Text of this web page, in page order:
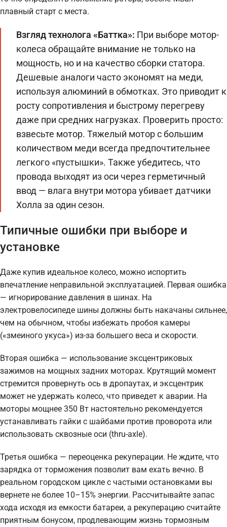
плавный старт с места.
Взгляд технолога «Баттка»: При выборе мотор-
колеса обращайте внимание не только на
мощность, но и на качество сборки статора.
Дешевые аналоги часто экономят на меди,
используя алюминий в обмотках. Это приводит к
росту сопротивления и быстрому перегреву
даже при средних нагрузках. Проверить просто:
взвесьте мотор. Тяжелый мотор с большим
количеством меди всегда предпочтительнее
легкого «пустышки». Также убедитесь, что
провода выходят из оси через герметичный
ввод — влага внутри мотора убивает датчики
Холла за один сезон.
Типичные ошибки при выборе и
установке
Даже купив идеальное колесо, можно испортить
впечатление неправильной эксплуатацией. Первая ошибка
— игнорирование давления в шинах. На
электровелосипеде шины должны быть накачаны сильнее,
чем на обычном, чтобы избежать пробоя камеры
(«змеиного укуса») из-за большего веса и скорости.
Вторая ошибка — использование эксцентриковых
зажимов на мощных задних моторах. Крутящий момент
стремится провернуть ось в дропаутах, и эксцентрик
может не удержать колесо, что приведет к аварии. На
моторы мощнее 350 Вт настоятельно рекомендуется
устанавливать гайки с шайбами против проворота или
использовать сквозные оси (thru-axle).
Третья ошибка — переоценка рекуперации. Не ждите, что
зарядка от торможения позволит вам ехать вечно. В
реальном городском цикле с частыми остановками вы
вернете не более 10–15% энергии. Рассчитывайте запас
хода исходя из емкости батареи, а рекуперацию считайте
приятным бонусом, продлевающим жизнь тормозным